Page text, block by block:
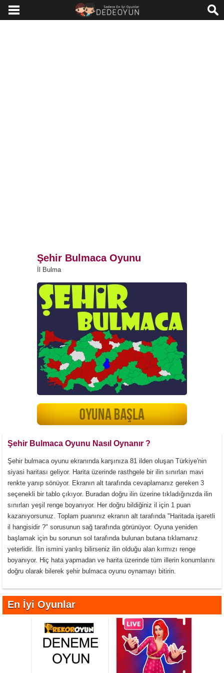
Şehir Bulmaca Oyunu
İl Bulma
Şehir Bulmaca Oyunu Nasıl Oynanır ?
Şehir bulmaca oyunu ekranında karşınıza 81 ilden oluşan Türkiye'nin
siyasi haritası geliyor. Harita üzerinde rasthgele bir ilin sınırları mavi
renkte yanıp sönüyor. Ekranın alt tarafında cevaplamanız gereken 3
seçenekli bir tablo çıkıyor. Buradan doğru ilin üzerine tıkladığınızda ilin
sınırları yeşil renge boyanıyor. Her doğru bildiğiniz il için 1 puan
kazanıyorsunuz. Toplam puanınız ekranın alt tarafında "Haritada işaretli
il hangisidir ?" sorusunun sağ tarafında görünüyor. Oyuna yeniden
başlamak için bu sorunun sol tarafında bulunan butana tıklamanız
yeterlidir. İlin ismini yanlış bilirseniz ilin olduğu alan kırmızı renge
boyanıyor. Hiç hata yapmadan ve harita üzerinde tüm illerin konumlarını
doğru olarak bilerek şehir bulmaca oyunu oynamayı bitirin.
En İyi Oyunlar